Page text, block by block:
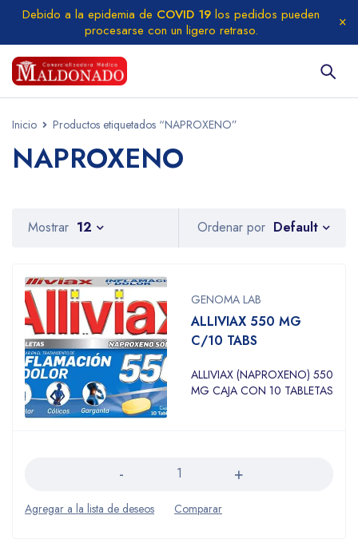
Debido a la epidemia de COVID 19 los pedidos pueden
procesarse con un ligero retraso.
Inicio Productos etiquetados “NAPROXENO”
NAPROXENO
Ordenar por Default
Mostrar 12
GENOMA LAB
ALLIVIAX 550 MG
C/10 TABS
ALLIVIAX (NAPROXENO) 550
MG CAJA CON 10 TABLETAS